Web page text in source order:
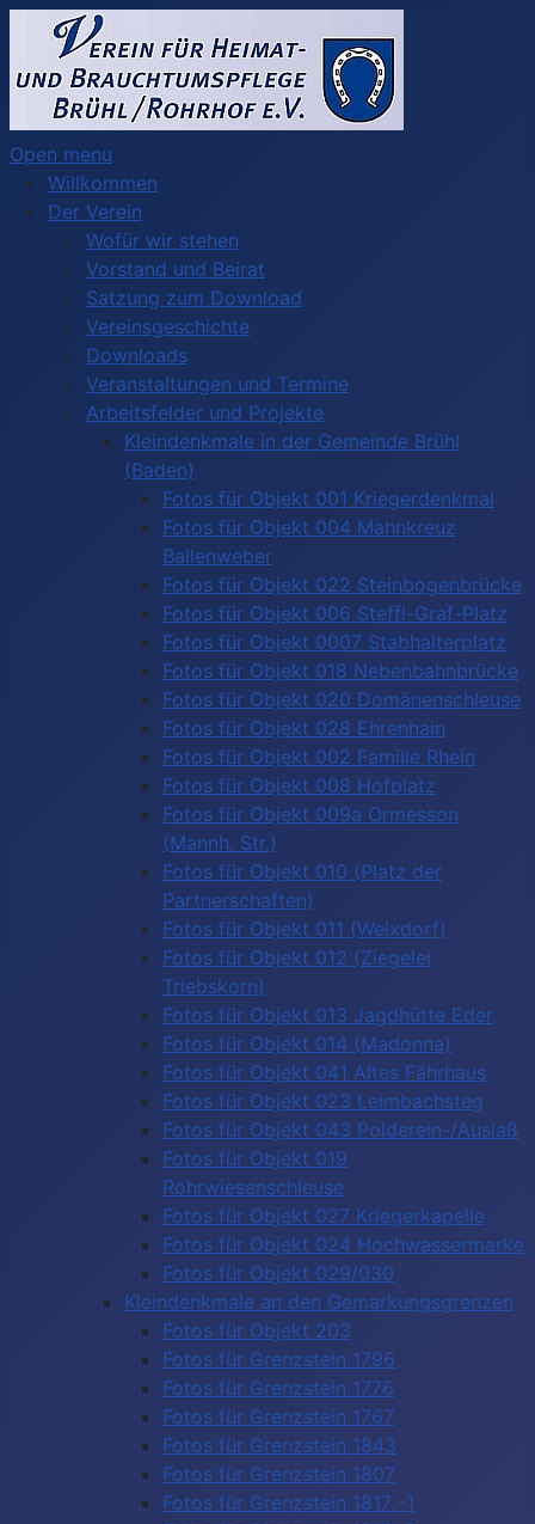
Open menu
Willkommen
Der Verein
Wofür wir stehen
Vorstand und Beirat
Satzung zum Download
Vereinsgeschichte
Downloads
Veranstaltungen und Termine
Arbeitsfelder und Projekte
Kleindenkmale in der Gemeinde Brühl
(Baden)
Fotos für Objekt 001 Kriegerdenkmal
Fotos für Objekt 004 Mahnkreuz
Ballenweber
Fotos für Objekt 022 Steinbogenbrücke
Fotos für Objekt 006 Steffi-Graf-Platz
Fotos für Objekt 0007 Stabhalterplatz
Fotos für Objekt 018 Nebenbahnbrücke
Fotos für Objekt 020 Domänenschleuse
Fotos für Objekt 028 Ehrenhain
Fotos für Objekt 002 Familie Rhein
Fotos für Objekt 008 Hofplatz
Fotos für Objekt 009a Ormesson
(Mannh. Str.)
Fotos für Objekt 010 (Platz der
Partnerschaften)
Fotos für Objekt 011 (Weixdorf)
Fotos für Objekt 012 (Ziegelei
Triebskorn)
Fotos für Objekt 013 Jagdhütte Eder
Fotos für Objekt 014 (Madonna)
Fotos für Objekt 041 Altes Fährhaus
Fotos für Objekt 023 Leimbachsteg
Fotos für Objekt 043 Polderein-/Auslaß
Fotos für Objekt 019
Rohrwiesenschleuse
Fotos für Objekt 027 Kriegerkapelle
Fotos für Objekt 024 Hochwassermarke
Fotos für Objekt 029/030
Kleindenkmale an den Gemarkungsgrenzen
Fotos für Objekt 203
Fotos für Grenzstein 1796
Fotos für Grenzstein 1776
Fotos für Grenzstein 1767
Fotos für Grenzstein 1843
Fotos für Grenzstein 1807
Fotos für Grenzstein 1817 -1